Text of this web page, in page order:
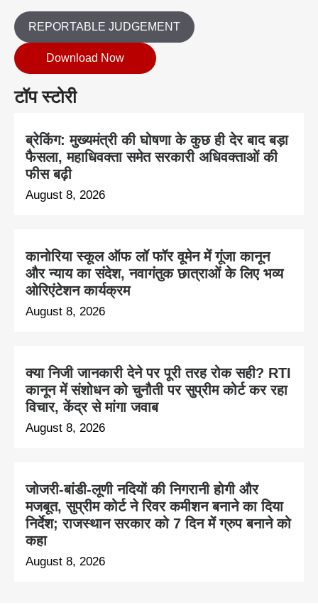
टॉप स्टोरी
ब्रेकिंग: मुख्यमंत्री की घोषणा के कुछ ही देर बाद बड़ा
फैसला, महाधिवक्ता समेत सरकारी अधिवक्ताओं की
फीस बढ़ी
August 8, 2026
कानोरिया स्कूल ऑफ लॉ फॉर वूमेन में गूंजा कानून
और न्याय का संदेश, नवागंतुक छात्राओं के लिए भव्य
ओरिएंटेशन कार्यक्रम
August 8, 2026
क्या निजी जानकारी देने पर पूरी तरह रोक सही? RTI
कानून में संशोधन को चुनौती पर सुप्रीम कोर्ट कर रहा
विचार, केंद्र से मांगा जवाब
August 8, 2026
जोजरी-बांडी-लूणी नदियों की निगरानी होगी और
मजबूत, सुप्रीम कोर्ट ने रिवर कमीशन बनाने का दिया
निर्देश; राजस्थान सरकार को 7 दिन में ग्रुप बनाने को
कहा
August 8, 2026
REPORTABLE JUDGEMENT
Download Now